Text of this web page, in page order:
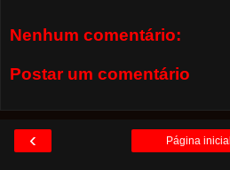
Nenhum comentário:
Postar um comentário
‹ Página inicial